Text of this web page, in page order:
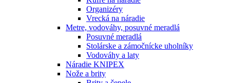
Organizéry
Vrecká na náradie
Metre, vodováhy, posuvné meradlá
Posuvné meradlá
Stolárske a zámočnícke uholníky
Vodováhy a laty
Náradie KNIPEX
Nože a brity